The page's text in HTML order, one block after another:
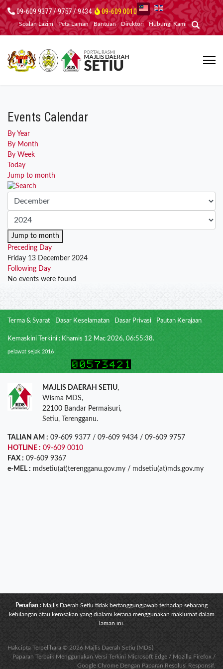
09-609 9377 / 9757 / 9434 09-609 0010
Soalan Lazim Peta Laman Bantuan Direktori Hubungi Kami
Events Calendar
By Year
By Month
By Week
Today
Jump to month
Jump to month
Preceding Day
Friday 13 December 2024
Following Day
No events were found
Terma & Syarat Dasar Keselamatan Dasar Privasi Pautan Kerajaan
Kemaskini Terkini : Khamis 12 Mac 2026, 06:55:38.
pelawat sejak 2016
MAJLIS DAERAH SETIU,
Wisma MDS,
22100 Bandar Permaisuri,
Setiu, Terengganu.
TALIAN AM : 09-609 9377 / 09-609 9434 / 09-609 9757
HOTLINE : 09-609 0010
FAX : 09-609 9367
e-MEL : mdsetiu(at)terengganu.gov.my / mdsetiu(at)mds.gov.my
Penafian : Majlis Daerah Setiu tidak bertanggungjawab terhadap sebarang
kehilangan atau kerosakan yang dialami kerana menggunakan maklumat dalam
laman ini.
Hakcipta Terpelihara © 2026 Majlis Daerah Setiu (MDS)
Paparan Terbaik Menggunakan Versi Terkini Microsoft Edge / Mozilla Firefox /
Google Chrome Dengan Paparan Resolusi Responsif.